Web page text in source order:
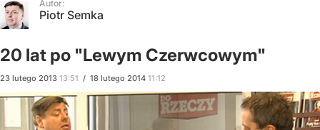
Autor:
Piotr Semka
20 lat po "Lewym Czerwcowym"
23 lutego 2013 13:51 / 18 lutego 2014 11:12